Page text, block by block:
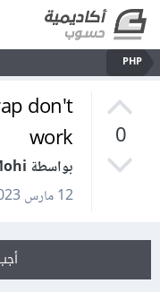
PHP
0
don't
work
بواسطة Shahinaz Mohi
12 مارس 2023